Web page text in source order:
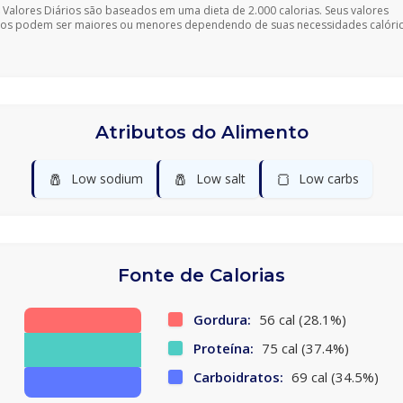
Diários são baseados em uma dieta de 2.000 calorias. Seus valores
podem ser maiores ou menores dependendo de suas necessidades
Atributos do Alimento
🧂 Low sodium 🧂 Low salt 🍞 Low carbs
Fonte de Calorias
Gordura: 56 cal (28.1%)
Proteína: 75 cal (37.4%)
Carboidratos: 69 cal (34.5%)